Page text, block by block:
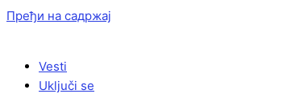
Пређи на садржај
Vesti
Uključi se